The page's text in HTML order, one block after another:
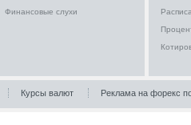
Финансовые слухи
Курсы валют Реклама на форекс